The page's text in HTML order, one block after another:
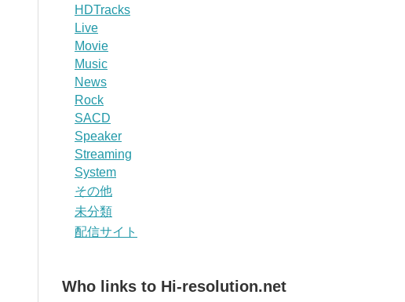
HDTracks
Live
Movie
Music
News
Rock
SACD
Speaker
Streaming
System
その他
未分類
配信サイト
Who links to Hi-resolution.net